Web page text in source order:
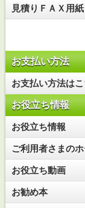
見積りＦＡＸ用紙
お支払い方法
お支払い方法は
お役立ち情報
お役立ち情報
ご利用者さまの
お役立ち動画
お勧め本